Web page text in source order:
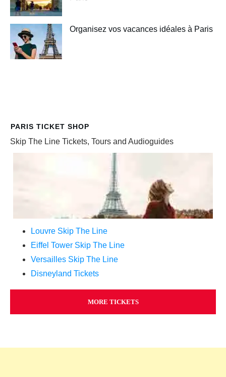
Organisez vos vacances idéales à Paris
PARIS TICKET SHOP
Skip The Line Tickets, Tours and Audioguides
Louvre Skip The Line
Eiffel Tower Skip The Line
Versailles Skip The Line
Disneyland Tickets
MORE TICKETS